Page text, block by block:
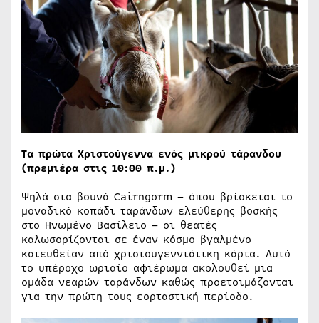
Τα πρώτα Χριστούγεννα ενός μικρού τάρανδου
(πρεμιέρα στις 10:00 π.μ.)
Ψηλά στα βουνά Cairngorm – όπου βρίσκεται το
μοναδικό κοπάδι ταράνδων ελεύθερης βοσκής
στο Ηνωμένο Βασίλειο – οι θεατές
καλωσορίζονται σε έναν κόσμο βγαλμένο
κατευθείαν από χριστουγεννιάτικη κάρτα. Αυτό
το υπέροχο ωριαίο αφιέρωμα ακολουθεί μια
ομάδα νεαρών ταράνδων καθώς προετοιμάζονται
για την πρώτη τους εορταστική περίοδο.